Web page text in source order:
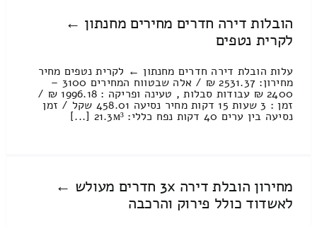
הובלות דירה חדרים מחירים מחנתון ←
לקרית נטפים
עלות הובלת דירה חדרים מחנתון ← לקרית נטפים מחיר
מחירון: 2531.37 ₪ / אלה שבטווח המחירים 3100 –
2400 ₪ עבודות סבלות , טעינה ופריקה : 1996.18 ₪ /
זמן : 3 שעות 15 דקות מחיר נסיעה 458.01 שקל / זמן
נסיעה בין ערים 40 דקות נפח כללי: 21.3м³ [...]
מחירון הובלת דירה 3x חדרים מעולש ←
לאשדוד כולל פירוק והרכבה